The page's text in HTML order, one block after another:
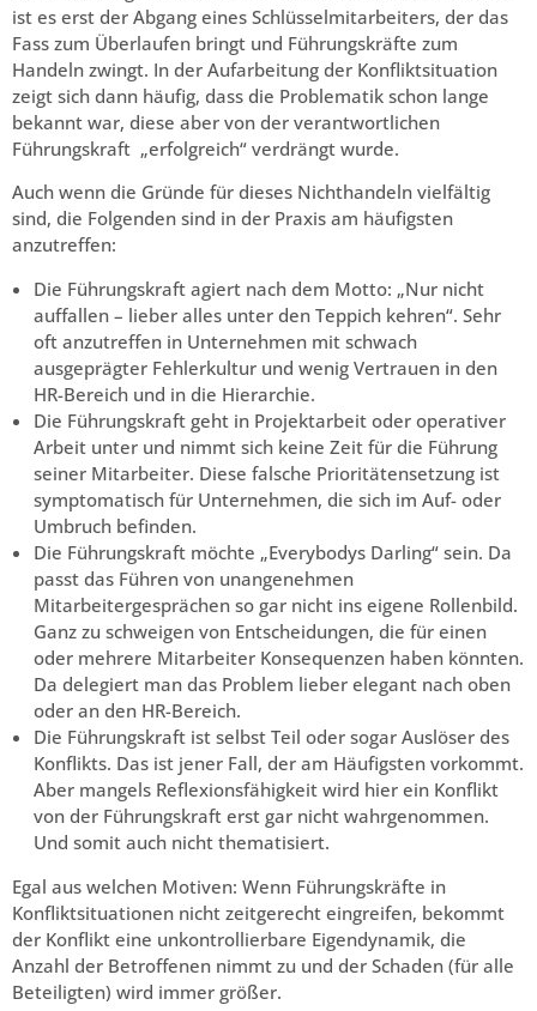
ist es erst der Abgang eines Schlüsselmitarbeiters, der das
Fass zum Überlaufen bringt und Führungskräfte zum
Handeln zwingt. In der Aufarbeitung der Konfliktsituation
zeigt sich dann häufig, dass die Problematik schon lange
bekannt war, diese aber von der verantwortlichen
Führungskraft „erfolgreich“ verdrängt wurde.
Auch wenn die Gründe für dieses Nichthandeln vielfältig
sind, die Folgenden sind in der Praxis am häufigsten
anzutreffen:
Die Führungskraft agiert nach dem Motto: „Nur nicht
auffallen – lieber alles unter den Teppich kehren“. Sehr
oft anzutreffen in Unternehmen mit schwach
ausgeprägter Fehlerkultur und wenig Vertrauen in den
HR-Bereich und in die Hierarchie.
Die Führungskraft geht in Projektarbeit oder operativer
Arbeit unter und nimmt sich keine Zeit für die Führung
seiner Mitarbeiter. Diese falsche Prioritätensetzung ist
symptomatisch für Unternehmen, die sich im Auf- oder
Umbruch befinden.
Die Führungskraft möchte „Everybodys Darling“ sein. Da
passt das Führen von unangenehmen
Mitarbeitergesprächen so gar nicht ins eigene Rollenbild.
Ganz zu schweigen von Entscheidungen, die für einen
oder mehrere Mitarbeiter Konsequenzen haben könnten.
Da delegiert man das Problem lieber elegant nach oben
oder an den HR-Bereich.
Die Führungskraft ist selbst Teil oder sogar Auslöser des
Konflikts. Das ist jener Fall, der am Häufigsten vorkommt.
Aber mangels Reflexionsfähigkeit wird hier ein Konflikt
von der Führungskraft erst gar nicht wahrgenommen.
Und somit auch nicht thematisiert.
Egal aus welchen Motiven: Wenn Führungskräfte in
Konfliktsituationen nicht zeitgerecht eingreifen, bekommt
der Konflikt eine unkontrollierbare Eigendynamik, die
Anzahl der Betroffenen nimmt zu und der Schaden (für alle
Beteiligten) wird immer größer.